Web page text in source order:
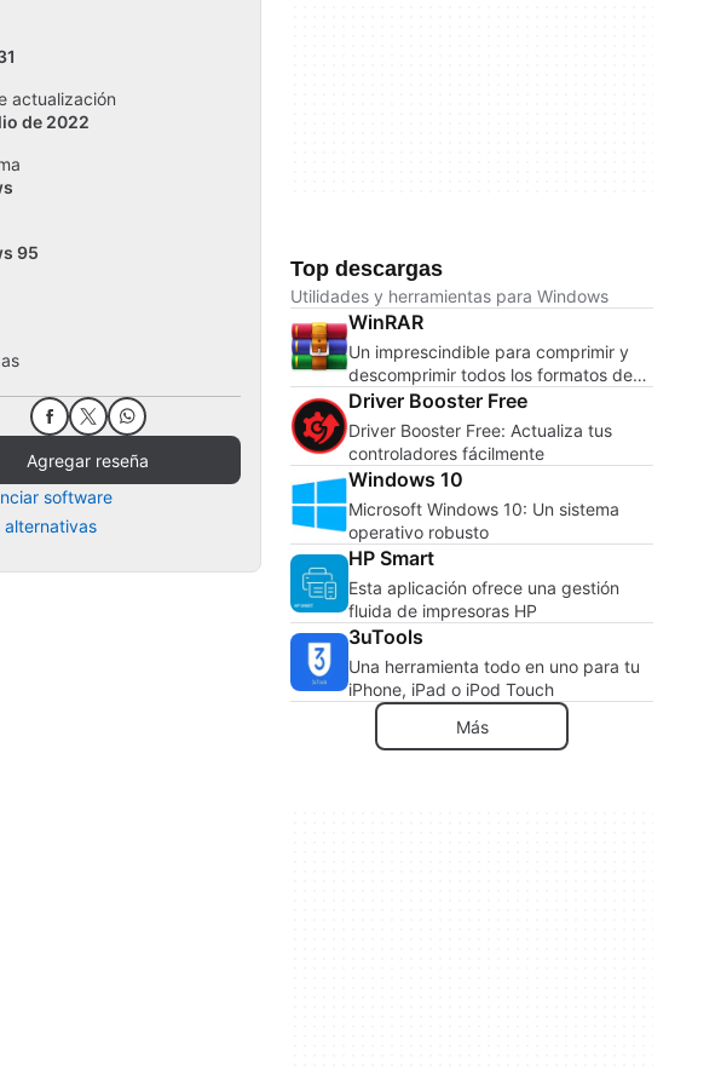
actualización
de 2022
95
Agregar reseña
software
alternativas
Top descargas
Utilidades y herramientas para Windows
WinRAR
Un imprescindible para comprimir y
descomprimir todos los formatos de
archivos
Driver Booster Free
Driver Booster Free: Actualiza tus
controladores fácilmente
Windows 10
Microsoft Windows 10: Un sistema
operativo robusto
HP Smart
Esta aplicación ofrece una gestión
fluida de impresoras HP
3uTools
Una herramienta todo en uno para tu
iPhone, iPad o iPod Touch
Más